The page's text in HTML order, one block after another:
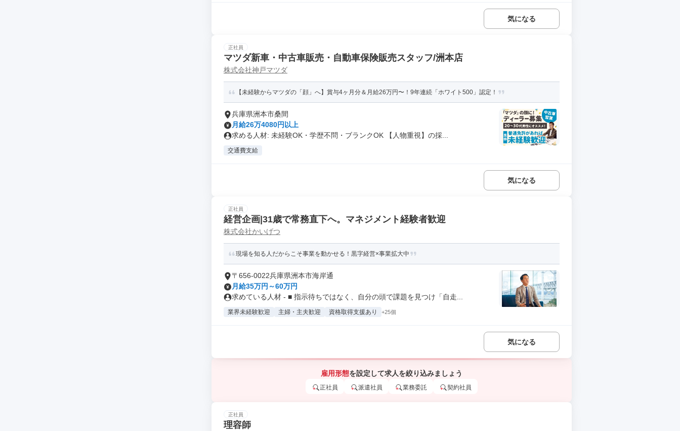
気になる
正社員
マツダ新車・中古車販売・自動車保険販売スタッフ/洲本店
株式会社神戸マツダ
【未経験からマツダの「顔」へ】賞与4ヶ月分＆月給26万円〜！9年連続「ホワイト500」認定！
兵庫県洲本市桑間
月給26万4080円以上
求める人材: 未経験OK・学歴不問・ブランクOK 【人物重視】の採...
交通費支給
気になる
正社員
経営企画|31歳で常務直下へ。マネジメント経験者歓迎
株式会社かいげつ
現場を知る人だからこそ事業を動かせる！黒字経営×事業拡大中
〒656-0022兵庫県洲本市海岸通
月給35万円～60万円
求めている人材 - ■ 指示待ちではなく、自分の頭で課題を見つけ「自走...
業界未経験歓迎 主婦・主夫歓迎 資格取得支援あり +25個
気になる
雇用形態を設定して求人を絞り込みましょう
正社員 派遣社員 業務委託 契約社員
正社員
理容師